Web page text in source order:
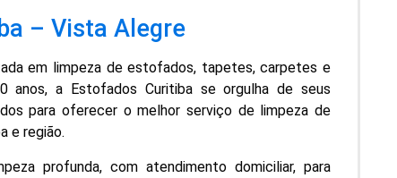
– Vista Alegre
em limpeza de estofados, tapetes, carpetes e
anos, a Estofados Curitiba se orgulha de seus
para oferecer o melhor serviço de limpeza de
e região.
profunda, com atendimento domiciliar, para